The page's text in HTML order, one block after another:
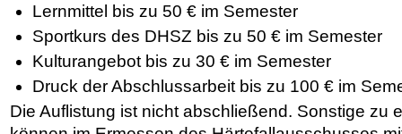
Lernmittel bis zu 50 € im Semester
Sportkurs des DHSZ bis zu 50 € im Semester
Kulturangebot bis zu 30 € im Semester
Druck der Abschlussarbeit bis zu 100 € im
Die Auflistung ist nicht abschließend. Sonstige zu